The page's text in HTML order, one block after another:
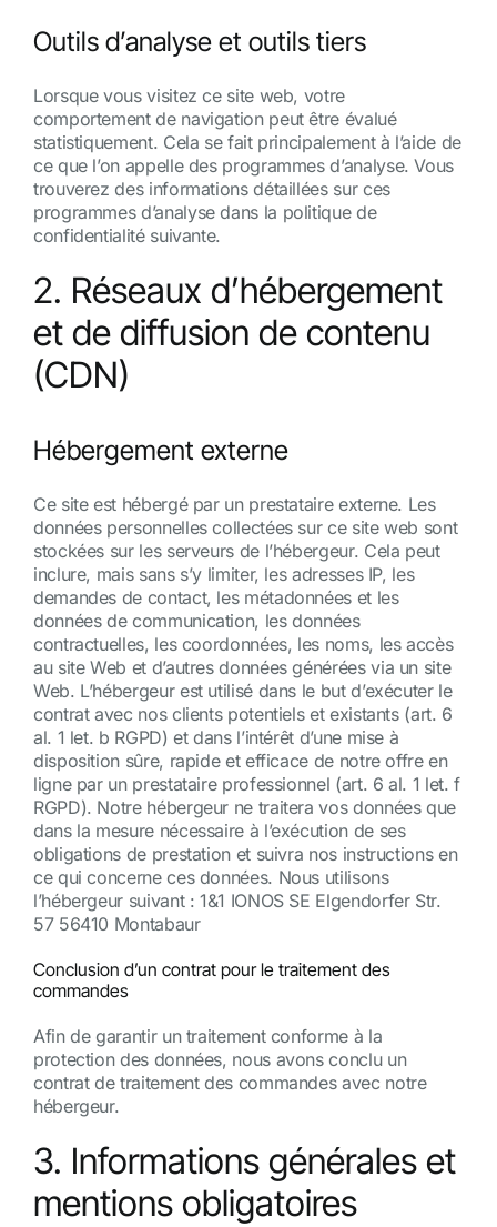
Outils d’analyse et outils tiers
Lorsque vous visitez ce site web, votre
comportement de navigation peut être évalué
statistiquement. Cela se fait principalement à l’aide de
ce que l’on appelle des programmes d’analyse. Vous
trouverez des informations détaillées sur ces
programmes d’analyse dans la politique de
confidentialité suivante.
2. Réseaux d’hébergement
et de diffusion de contenu
(CDN)
Hébergement externe
Ce site est hébergé par un prestataire externe. Les
données personnelles collectées sur ce site web sont
stockées sur les serveurs de l’hébergeur. Cela peut
inclure, mais sans s’y limiter, les adresses IP, les
demandes de contact, les métadonnées et les
données de communication, les données
contractuelles, les coordonnées, les noms, les accès
au site Web et d’autres données générées via un site
Web. L’hébergeur est utilisé dans le but d’exécuter le
contrat avec nos clients potentiels et existants (art. 6
al. 1 let. b RGPD) et dans l’intérêt d’une mise à
disposition sûre, rapide et efficace de notre offre en
ligne par un prestataire professionnel (art. 6 al. 1 let. f
RGPD). Notre hébergeur ne traitera vos données que
dans la mesure nécessaire à l’exécution de ses
obligations de prestation et suivra nos instructions en
ce qui concerne ces données. Nous utilisons
l’hébergeur suivant : 1&1 IONOS SE Elgendorfer Str.
57 56410 Montabaur
Conclusion d’un contrat pour le traitement des
commandes
Afin de garantir un traitement conforme à la
protection des données, nous avons conclu un
contrat de traitement des commandes avec notre
hébergeur.
3. Informations générales et
mentions obligatoires